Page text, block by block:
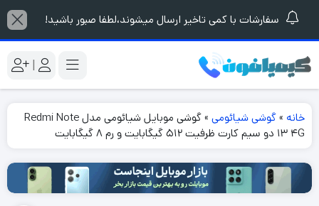
سفارشات با کمی تاخیر ارسال میشوند،لطفا صبور باشید!
|
خانه »گوشی شیائومی »
گوشی موبایل شیائومی مدل Redmi Note
13 4G دو سیم کارت ظرفیت 512 گیگابایت و رم 8 گیگابایت